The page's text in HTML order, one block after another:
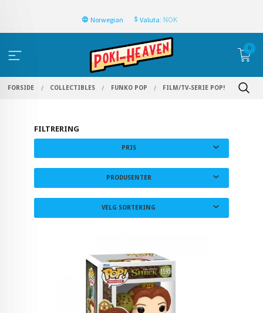
Norwegian Valuta: NOK
0
FORSIDE COLLECTIBLES FUNKO POP FILM/TV-SERIE POP!
FILTRERING
PRIS
PRODUSENTER
VELG SORTERING